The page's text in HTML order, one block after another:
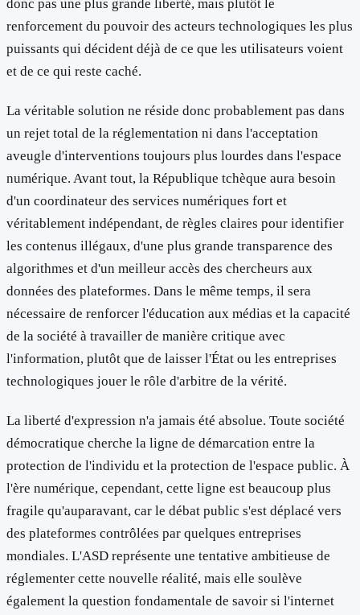
donc pas une plus grande liberté, mais plutôt le
renforcement du pouvoir des acteurs technologiques les plus
puissants qui décident déjà de ce que les utilisateurs voient
et de ce qui reste caché.
La véritable solution ne réside donc probablement pas dans
un rejet total de la réglementation ni dans l'acceptation
aveugle d'interventions toujours plus lourdes dans l'espace
numérique. Avant tout, la République tchèque aura besoin
d'un coordinateur des services numériques fort et
véritablement indépendant, de règles claires pour identifier
les contenus illégaux, d'une plus grande transparence des
algorithmes et d'un meilleur accès des chercheurs aux
données des plateformes. Dans le même temps, il sera
nécessaire de renforcer l'éducation aux médias et la capacité
de la société à travailler de manière critique avec
l'information, plutôt que de laisser l'État ou les entreprises
technologiques jouer le rôle d'arbitre de la vérité.
La liberté d'expression n'a jamais été absolue. Toute société
démocratique cherche la ligne de démarcation entre la
protection de l'individu et la protection de l'espace public. À
l'ère numérique, cependant, cette ligne est beaucoup plus
fragile qu'auparavant, car le débat public s'est déplacé vers
des plateformes contrôlées par quelques entreprises
mondiales. L'ASD représente une tentative ambitieuse de
réglementer cette nouvelle réalité, mais elle soulève
également la question fondamentale de savoir si l'internet